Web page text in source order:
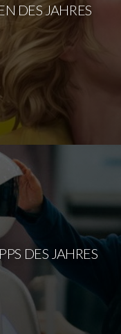
DES JAHRES
DES JAHRES